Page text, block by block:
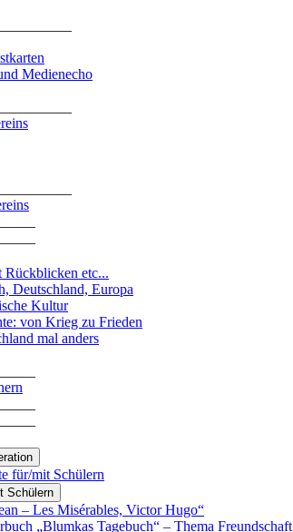
Medienecho
Rückblicken etc...
Deutschland, Europa
Kultur
von Krieg zu Frieden
mal anders
für/mit Schülern
Schülern
– Les Misérables, Victor Hugo“
„Blumkas Tagebuch“ – Thema Freundschaft